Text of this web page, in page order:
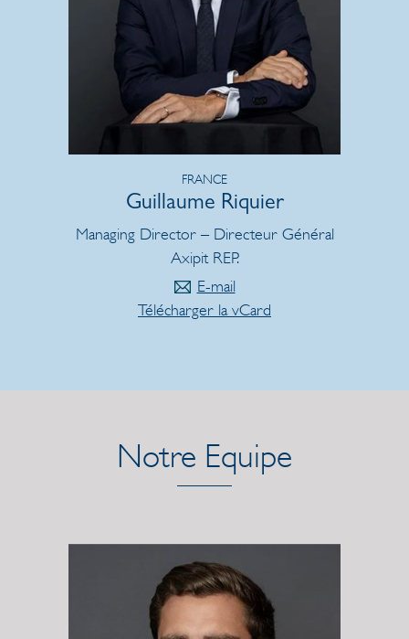
FRANCE
Guillaume Riquier
Managing Director – Directeur Général
Axipit REP.
E-mail
Télécharger la vCard
Notre Equipe